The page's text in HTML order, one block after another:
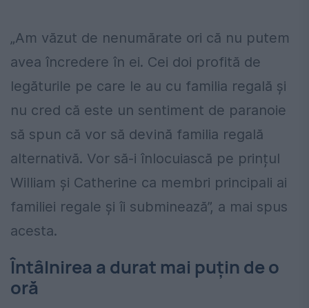
„Am văzut de nenumărate ori că nu putem
avea încredere în ei. Cei doi profită de
legăturile pe care le au cu familia regală și
nu cred că este un sentiment de paranoie
să spun că vor să devină familia regală
alternativă. Vor să-i înlocuiască pe prințul
William și Catherine ca membri principali ai
familiei regale și îi subminează”, a mai spus
acesta.
Întâlnirea a durat mai puțin de o
oră